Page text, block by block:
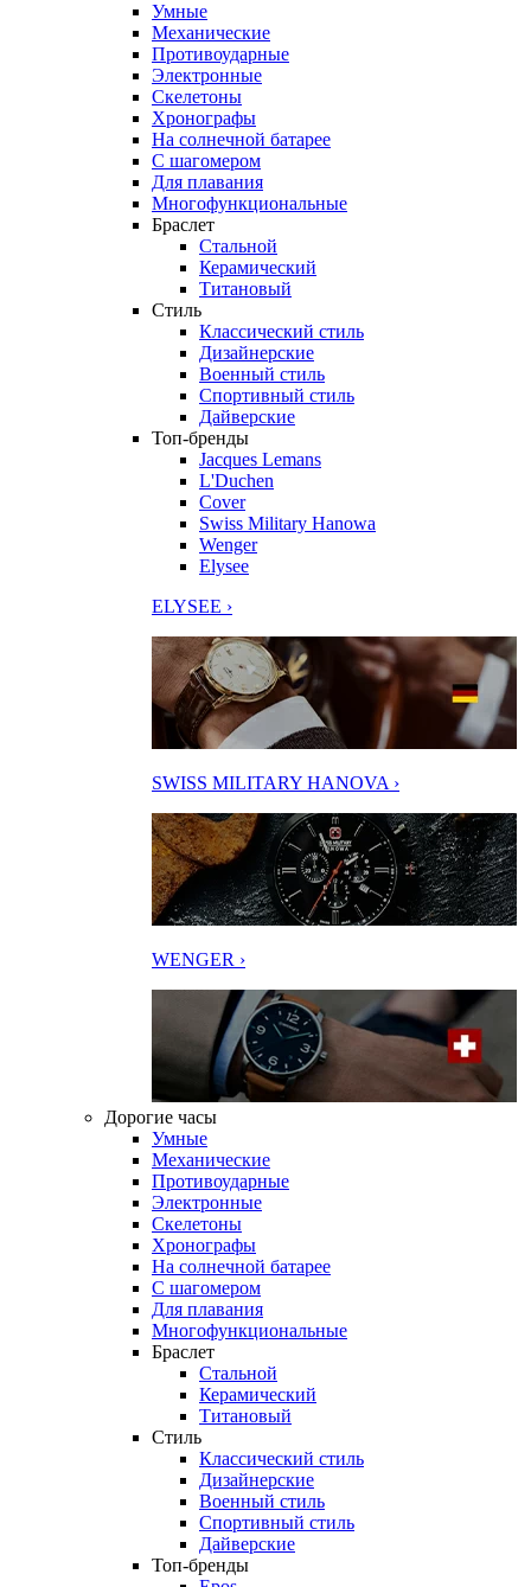
Умные
Механические
Противоударные
Электронные
Скелетоны
Хронографы
На солнечной батарее
С шагомером
Для плавания
Многофункциональные
Браслет
Стальной
Керамический
Титановый
Стиль
Классический стиль
Дизайнерские
Военный стиль
Спортивный стиль
Дайверские
Топ-бренды
Jacques Lemans
L'Duchen
Cover
Swiss Military Hanowa
Wenger
Elysee
ELYSEE ›
SWISS MILITARY HANOVA ›
WENGER ›
Дорогие часы
Умные
Механические
Противоударные
Электронные
Скелетоны
Хронографы
На солнечной батарее
С шагомером
Для плавания
Многофункциональные
Браслет
Стальной
Керамический
Титановый
Стиль
Классический стиль
Дизайнерские
Военный стиль
Спортивный стиль
Дайверские
Топ-бренды